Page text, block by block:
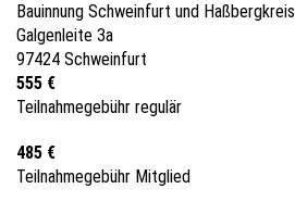
Bauinnung Schweinfurt und Haßbergkreis
Galgenleite 3a
97424 Schweinfurt
555 €
Teilnahmegebühr regulär
485 €
Teilnahmegebühr Mitglied